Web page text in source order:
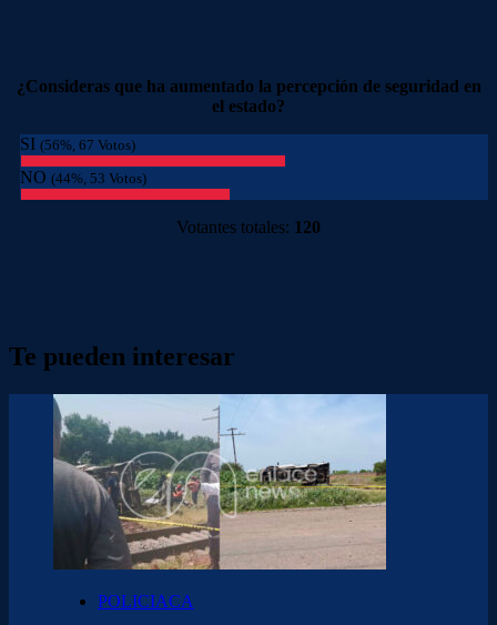
¿Consideras que ha aumentado la percepción de seguridad en
el estado?
SI (56%, 67 Votos)
NO (44%, 53 Votos)
Votantes totales: 120
Te pueden interesar
POLICIACA